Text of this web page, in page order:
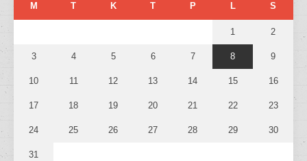
M T K T P L S
1 2
3 4 5 6 7 8 9
10 11 12 13 14 15 16
17 18 19 20 21 22 23
24 25 26 27 28 29 30
31